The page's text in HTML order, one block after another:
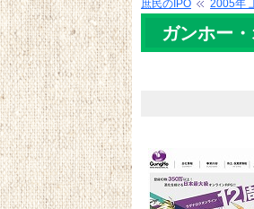
庶民のIPO 2005年
ガンホー